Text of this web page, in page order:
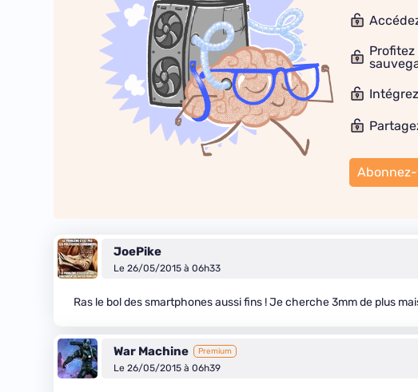
Profitez
JoePike
Le 26/05/2015 à 06h33
Ras le bol des smartphones aussi fins ! Je cherche 3mm de plus
War Machine Premium
Le 26/05/2015 à 06h39